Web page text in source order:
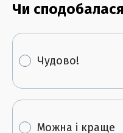
Чи
Чудово!
Можна і краще